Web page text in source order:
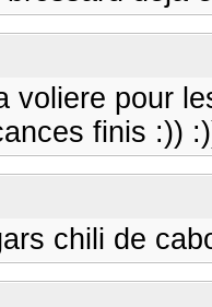
voliere pour
finis :))
chili de